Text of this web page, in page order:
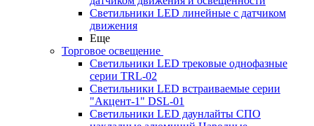
Светильники LED линейные с датчиком
движения
Еще
Торговое освещение
Светильники LED трековые однофазные
серии TRL-02
Светильники LED встраиваемые серии
"Акцент-1" DSL-01
Светильники LED даунлайты СПО